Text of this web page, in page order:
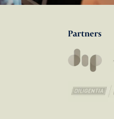
Partners